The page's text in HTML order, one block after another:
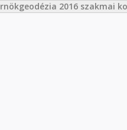
2016 szakmai